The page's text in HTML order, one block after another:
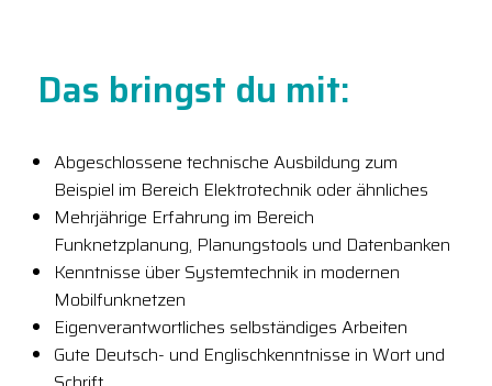
Das bringst du mit:
Abgeschlossene technische Ausbildung zum
Beispiel im Bereich Elektrotechnik oder ähnliches
Mehrjährige Erfahrung im Bereich
Funknetzplanung, Planungstools und Datenbanken
Kenntnisse über Systemtechnik in modernen
Mobilfunknetzen
Eigenverantwortliches selbständiges Arbeiten
Gute Deutsch- und Englischkenntnisse in Wort und